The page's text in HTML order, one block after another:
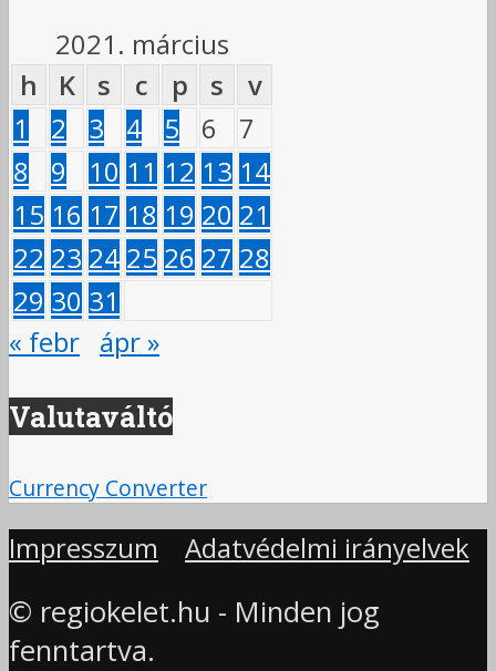
2021. március
h
K s c p s
v
1
2 3 4 5 6
7
8
9 10 11 12 13 14
15 16 17 18 19 20 21
22 23 24 25 26 27 28
29 30 31
« febr ápr »
Valutaváltó
Currency Converter
Impresszum Adatvédelmi irányelvek
© regiokelet.hu - Minden jog
fenntartva.